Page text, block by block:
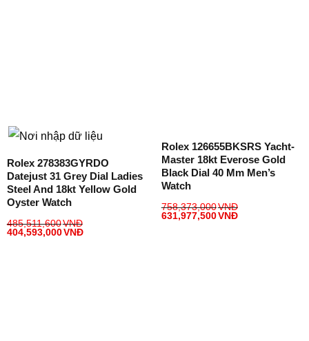
Rolex 278383GYRDO
Datejust 31 Grey Dial Ladies
Steel And 18kt Yellow Gold
Oyster Watch
485,511,600VNĐ
404,593,000VNĐ
Rolex 126655BKSRS Yacht-
Master 18kt Everose Gold
Black Dial 40 Mm Men’s
Watch
758,373,000VNĐ
631,977,500VNĐ